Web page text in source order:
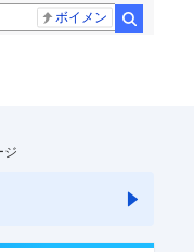
ボイメン
ジ